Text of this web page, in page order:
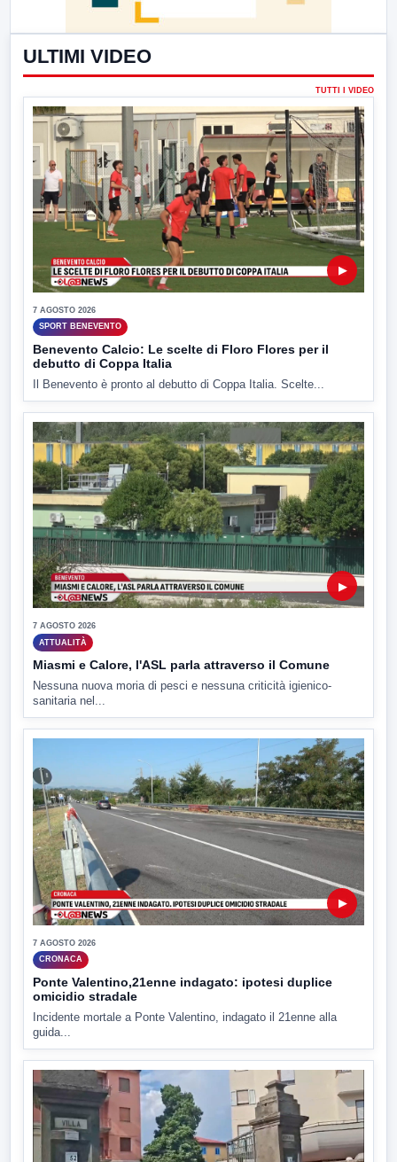
ULTIMI VIDEO
TUTTI I VIDEO
▶
7 AGOSTO 2026
SPORT BENEVENTO
Benevento Calcio: Le scelte di Floro Flores per il
debutto di Coppa Italia
Il Benevento è pronto al debutto di Coppa Italia. Scelte...
▶
7 AGOSTO 2026
ATTUALITÀ
Miasmi e Calore, l'ASL parla attraverso il Comune
Nessuna nuova moria di pesci e nessuna criticità igienico-
sanitaria nel...
▶
7 AGOSTO 2026
CRONACA
Ponte Valentino,21enne indagato: ipotesi duplice
omicidio stradale
Incidente mortale a Ponte Valentino, indagato il 21enne alla
guida...